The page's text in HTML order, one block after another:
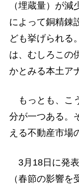
（埋蔵量）が
によって銅精錬
ども挙げられる
は、むしろこの
かとみる本土ア
もっとも、こ
分が一つある。
える不動産市場
3月18日に発
（春節の影響